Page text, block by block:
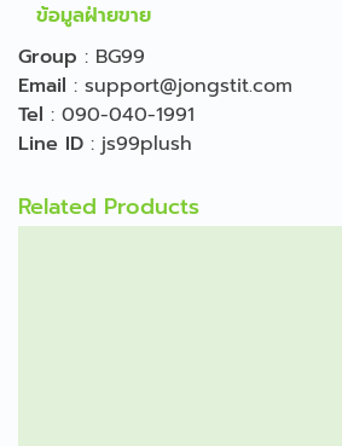
ข้อมูลฝ่ายขาย
Group : BG99
Email : support@jongstit.com
Tel : 090-040-1991
Line ID : js99plush
Related Products